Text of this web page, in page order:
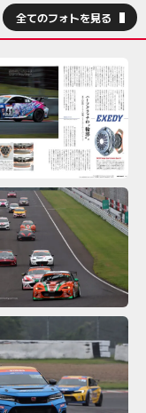
全てのフォトを見る